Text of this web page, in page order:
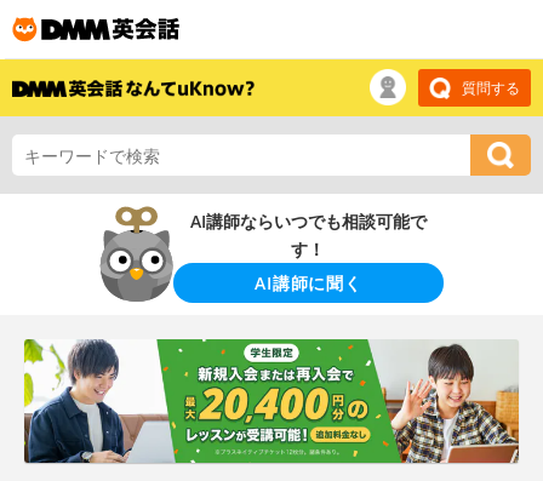
質問する
AI講師ならいつでも相談可能で
す！
AI講師に聞く